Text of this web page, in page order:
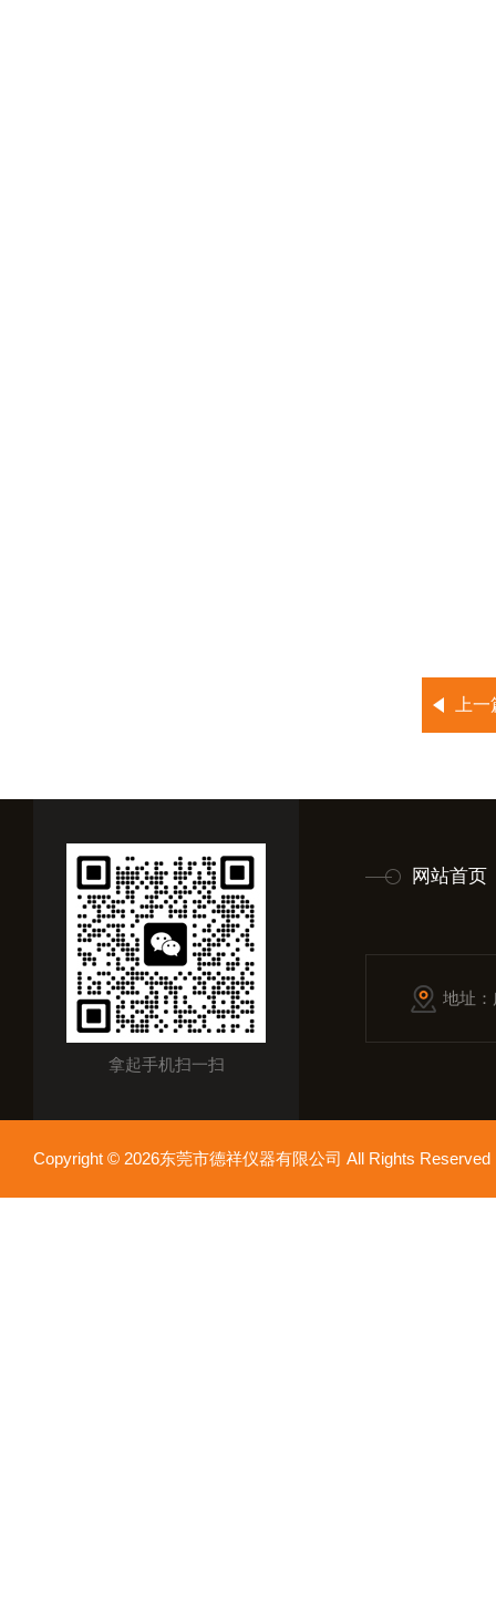
上
拿起手机扫一扫
网站首页
地址
Copyright © 2026东莞市德祥仪器有限公司 All Rights